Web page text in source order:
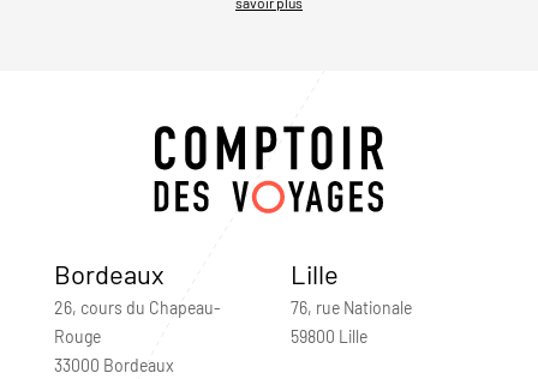
Bordeaux
26, cours du Chapeau-
Rouge
33000 Bordeaux
Lille
76, rue Nationale
59800 Lille